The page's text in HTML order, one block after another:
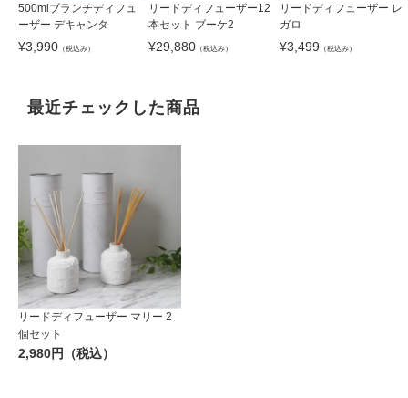
500mlブランチディフュ
ーザー デキャンタ
¥3,990 （税込み）
リードディフューザー12
本セット ブーケ2
¥29,880 （税込み）
リードディフューザー レ
ガロ
¥3,499 （税込み）
最近チェックした商品
リードディフューザー マリー 2
個セット
2,980円（税込）